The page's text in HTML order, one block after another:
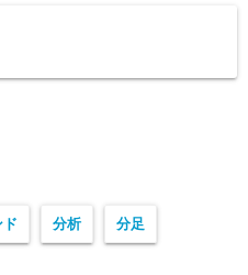
分析 分足